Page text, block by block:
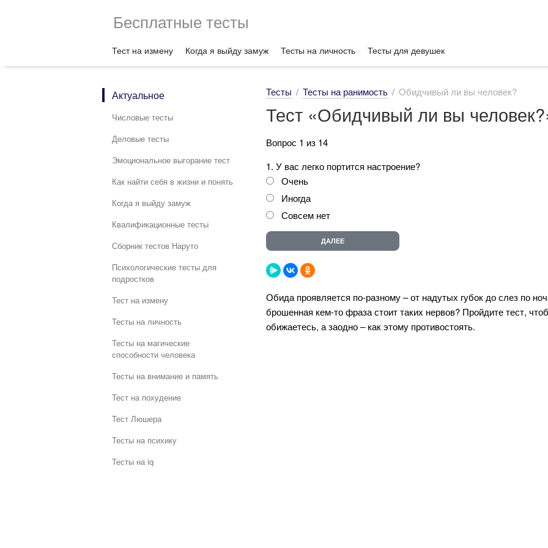
Бесплатные тесты
Тест на измену Когда я выйду замуж Тесты на личность Тесты для девушек
Актуальное
Числовые тесты
Деловые тесты
Эмоциональное выгорание тест
Как найти себя в жизни и понять
Когда я выйду замуж
Квалификационные тесты
Сборник тестов Наруто
Психологические тесты для
подростков
Тест на измену
Тесты на личность
Тесты на магические
способности человека
Тесты на внимание и память
Тест на похудение
Тест Люшера
Тесты на психику
Тесты на iq
Тесты Тесты на ранимость Обидчивый ли вы человек?
Тест «Обидчивый ли вы
Вопрос 1 из 14
1. У вас легко портится настроение?
Очень
Иногда
Совсем нет
Обида проявляется по-разному – от надутых губок до слез по
брошенная кем-то фраза стоит таких нервов? Пройдите тест,
обижаетесь, а заодно – как этому противостоять.